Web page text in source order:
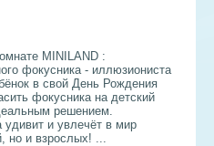
MINILAND :
фокусника - иллюзиониста
в свой День Рождения
фокусника на детский
решением.
удивит и увлечёт в мир
но и взрослых! ...